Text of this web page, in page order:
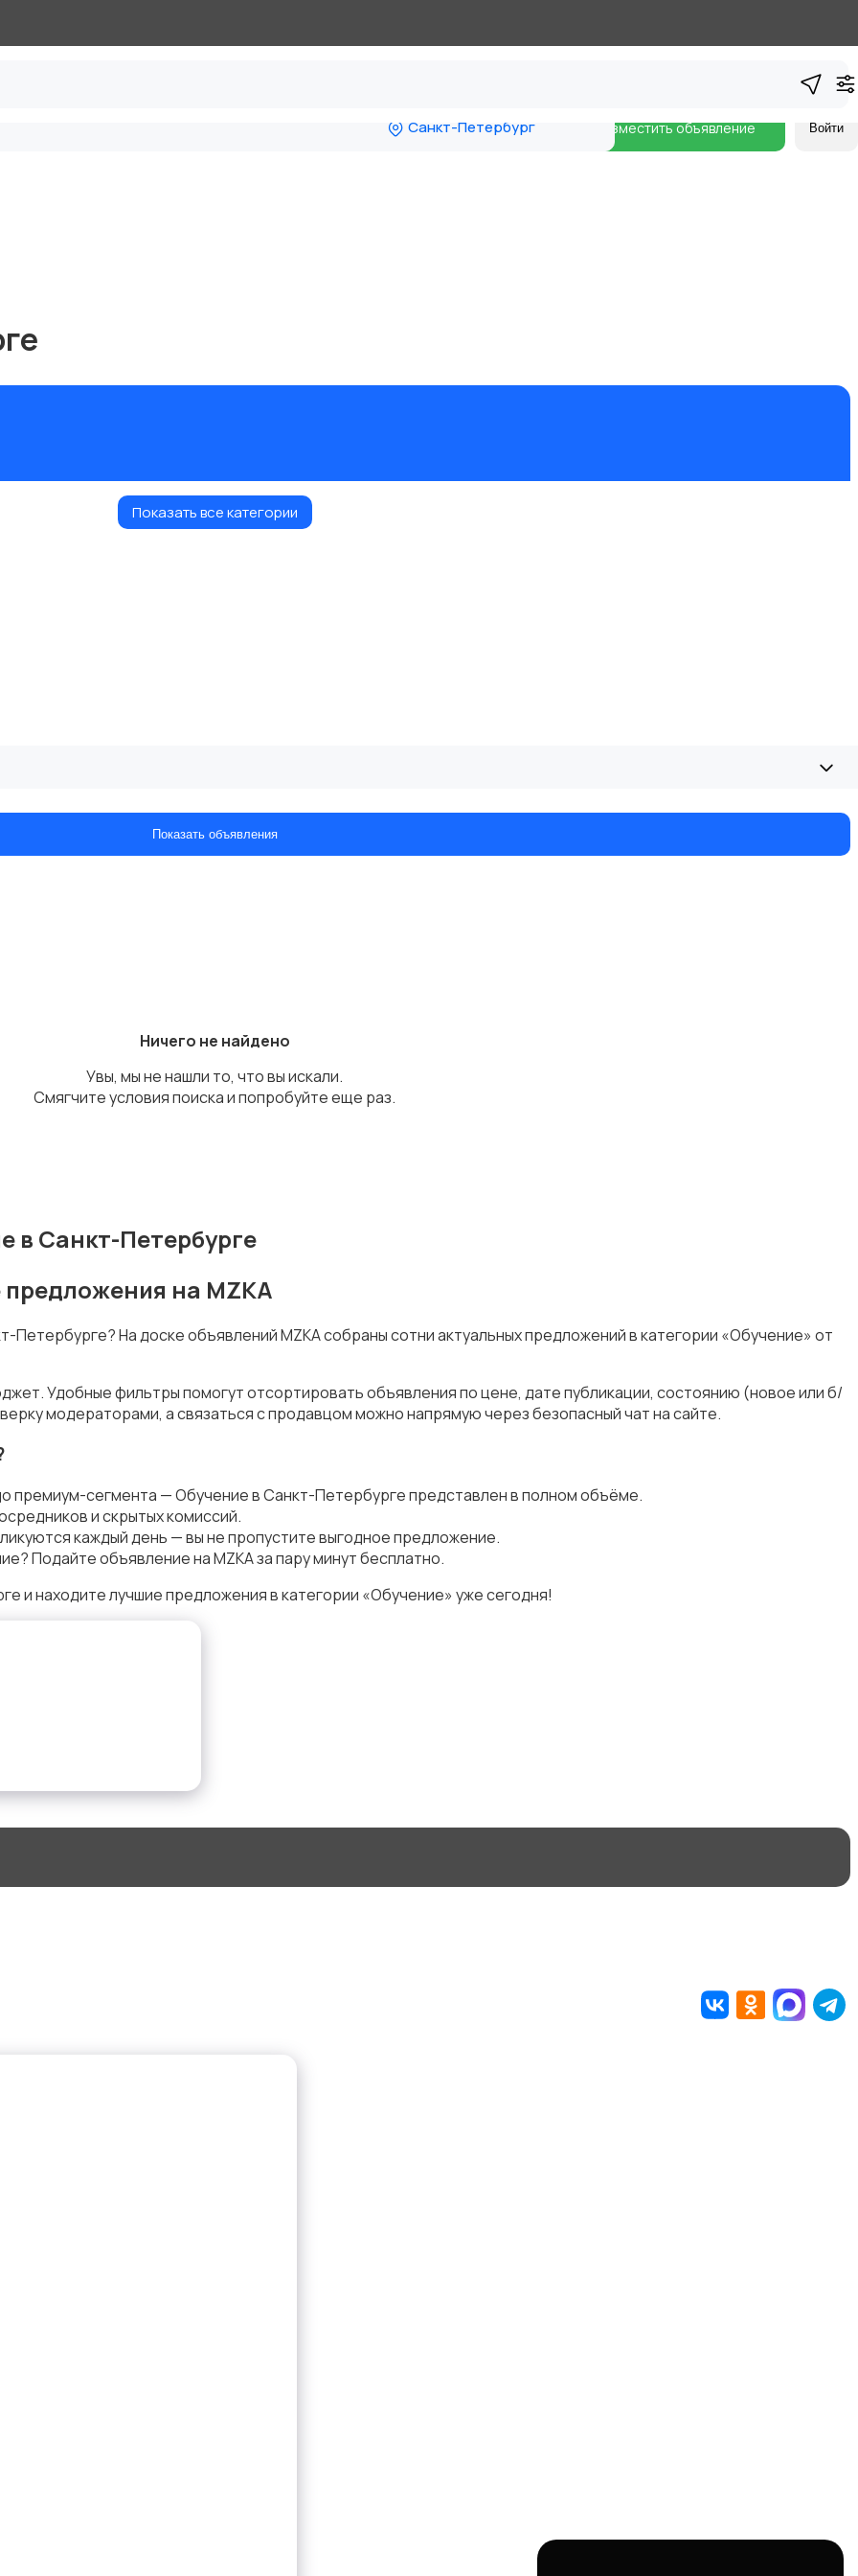
Санкт-Петербург Разместить объявление Войти
Показать все категории
Показать объявления
Ничего не найдено
Увы, мы не нашли то, что вы искали.
Смягчите условия поиска и попробуйте еще раз.
в Санкт-Петербурге
на MZKA
Петербурге? На доске объявлений MZKA собраны сотни актуальных предложений в категории «Обучение» от
Удобные фильтры помогут отсортировать объявления по цене, дате публикации, состоянию (новое или б/
модераторами, а связаться с продавцом можно напрямую через безопасный чат на сайте.
премиум-сегмента — Обучение в Санкт-Петербурге представлен в полном объёме.
и скрытых комиссий.
каждый день — вы не пропустите выгодное предложение.
Подайте объявление на MZKA за пару минут бесплатно.
и находите лучшие предложения в категории «Обучение» уже сегодня!